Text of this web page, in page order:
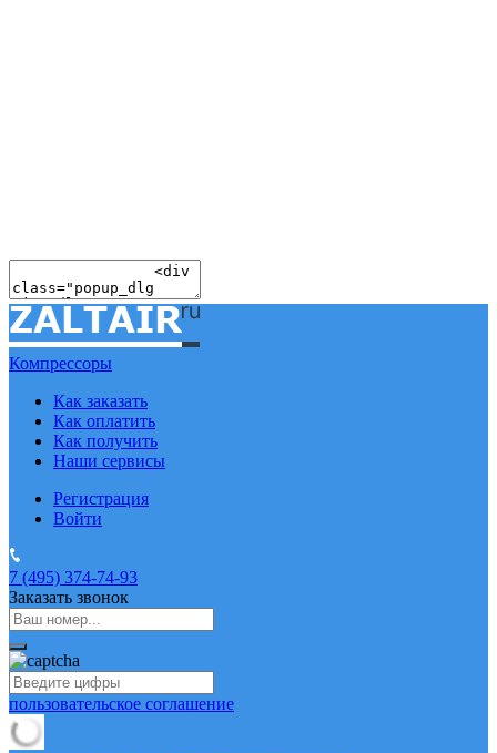
Компрессоры
Как заказать
Как оплатить
Как получить
Наши сервисы
Регистрация
Войти
7 (495) 374-74-93
Заказать звонок
пользовательское соглашение